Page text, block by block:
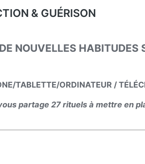
& GUÉRISON
NOUVELLES HABITUDES
TABLETTE/ORDINATEUR /
partage 27 rituels à mettre en